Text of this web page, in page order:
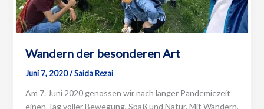
Wandern der besonderen Art
Juni 7, 2020/Saida Rezai
Am 7. Juni 2020 genossen wir nach langer Pandemiezeit
einen Tag voller Bewegung, Spaß und Natur. Mit Wandern,